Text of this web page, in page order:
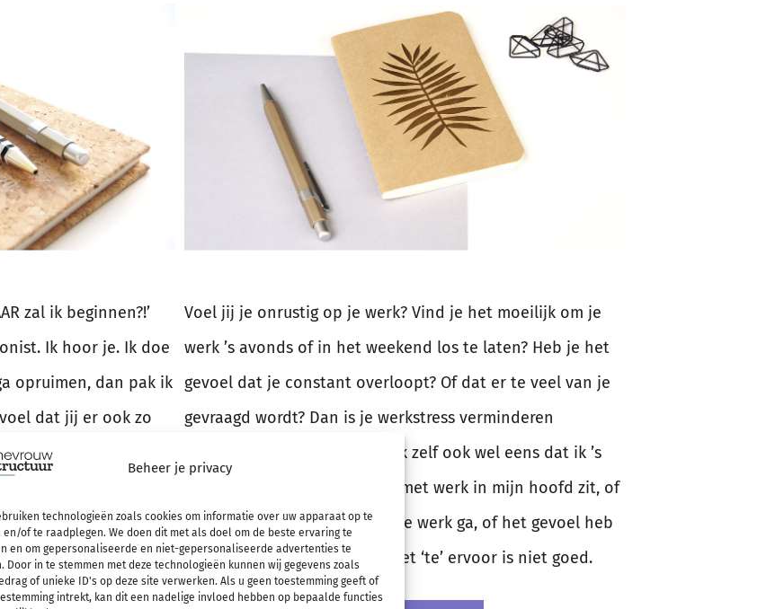
Beheer je privacy
technologieën zoals cookies om informatie over uw apparaat op te
en/of te raadplegen. We doen dit met als doel om de beste ervaring te
en om gepersonaliseerde en niet-gepersonaliseerde advertenties te
Door in te stemmen met deze technologieën kunnen wij gegevens zoals
of unieke ID's op deze site verwerken. Als u geen toestemming geeft of
intrekt, kan dit een nadelige invloed hebben op bepaalde functies
zal ik beginnen?!’
Ik hoor je. Ik doe
opruimen, dan pak ik
dat jij er ook zo
je vertellen hoe jij
waar beginnen
Let’s go!
Voel jij je onrustig op je werk? Vind je het moeilijk om je
werk ’s avonds of in het weekend los te laten? Heb je het
gevoel dat je constant overloopt? Of dat er te veel van je
gevraagd wordt? Dan is je werkstress verminderen
misschien even nodig. Ik merk zelf ook wel eens dat ik ’s
avonds nog net even te veel met werk in mijn hoofd zit, of
dat ik onrustig en chaotisch te werk ga, of het gevoel heb
dat het ‘te veel’ is. En alles met ‘te’ ervoor is niet goed.